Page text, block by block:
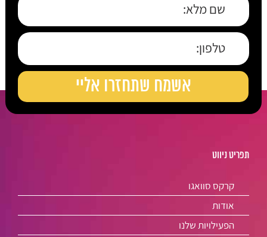
תפריט ניווט
קרקס סוואגו
אודות
הפעילויות שלנו